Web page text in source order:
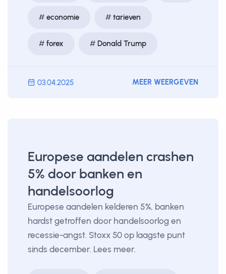
economie tarieven
forex Donald Trump
03.04.2025 MEER WEERGEVEN
Europese aandelen crashen
5% door banken en
handelsoorlog
Europese aandelen kelderen 5%, banken
hardst getroffen door handelsoorlog en
recessie-angst. Stoxx 50 op laagste punt
sinds december. Lees meer.